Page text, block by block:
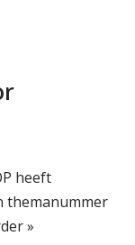
heeft
themanummer
»